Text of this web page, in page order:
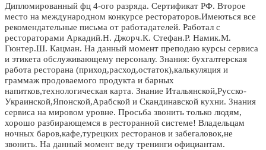
Дипломированный фц 4-ого разряда. Сертификат РФ. Второе
место на международном конкурсе рестораторов.Имеються все
рекомендательные письма от работадателей. Работал с
рестораторами Аркадий.Н. Джорч.К. Стефан.Р. Намик.М.
Гюнтер.Ш. Кацман. На данный момент преподаю курсы сервиса
и этикета обслуживающему персоналу. Знания: бухгалтерская
работа ресторана (приход,расход,остаток),калькуляция и
граммаж продоваемого продукта и барных
напитков,технологическая карта. Знание Итальянской,Русско-
Украинской,Японской,Арабской и Скандинавской кухни. Знания
сервиса на мировом уровне. Просьба звонить только людям,
хорошо разбирающемся в ресторанной системе! Владельцам
ночных баров,кафе,турецких ресторанов и забегаловок,не
звонить. На данный момент веду тренинги официантам.